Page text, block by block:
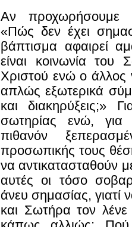
Αν προχωρήσουμε
«Πώς δεν έχει
βάπτισμα αφαιρεί
είναι κοινωνία του
Χριστού ενώ ο άλλος
απλώς εξωτερικά
και διακηρύξεις;»
σωτηρίας ενώ, για
πιθανόν
προσωπικής τους
να αντικατασταθούν
αυτές οι τόσο
άνευ σημασίας, γιατί
και Σωτήρα τον